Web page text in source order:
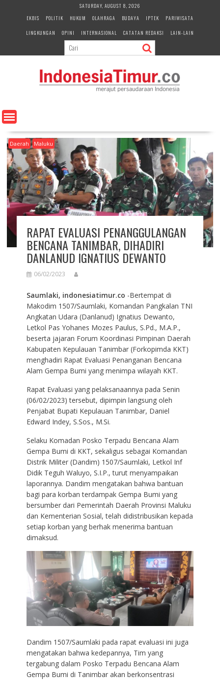
e
n
SATURDAY, AUGUST 8, 2026
EKBIS
POLITIK HUKUM OLAHRAGA BUDAYA IPTEK
PARIWISATA
LINGKUNGAN
OPINI INTERNASIONAL CATATAN REDAKSI LAIN-LAIN
Daerah Maluku
RAPAT EVALUASI PENANGGULANGAN
BENCANA TANIMBAR, DIHADIRI
DANLANUD IGNATIUS DEWANTO
06/02/2023
Saumlaki, indonesiatimur.co -Bertempat di
Makodim 1507/Saumlaki, Komandan Pangkalan TNI
Angkatan Udara (Danlanud) Ignatius Dewanto,
Letkol Pas Yohanes Mozes Paulus, S.Pd., M.A.P.,
beserta jajaran Forum Koordinasi Pimpinan Daerah
Kabupaten Kepulauan Tanimbar (Forkopimda KKT)
menghadiri Rapat Evaluasi Penanganan Bencana
Alam Gempa Bumi yang menimpa wilayah KKT.
Rapat Evaluasi yang pelaksanaannya pada Senin
(06/02/2023) tersebut, dipimpin langsung oleh
Penjabat Bupati Kepulauan Tanimbar, Daniel
Edward Indey, S.Sos., M.Si.
Selaku Komadan Posko Terpadu Bencana Alam
Gempa Bumi di KKT, sekaligus sebagai Komandan
Distrik Militer (Dandim) 1507/Saumlaki, Letkol Inf
Didik Teguh Waluyo, S.I.P., turut menyampaikan
laporannya. Dandim mengatakan bahwa bantuan
bagi para korban terdampak Gempa Bumi yang
bersumber dari Pemerintah Daerah Provinsi Maluku
dan Kementerian Sosial, telah didistribusikan kepada
setiap korban yang berhak menerima bantuan
dimaksud.
Dandim 1507/Saumlaki pada rapat evaluasi ini juga
mengatakan bahwa kedepannya, Tim yang
tergabung dalam Posko Terpadu Bencana Alam
Gempa Bumi di Tanimbar akan berkonsentrasi